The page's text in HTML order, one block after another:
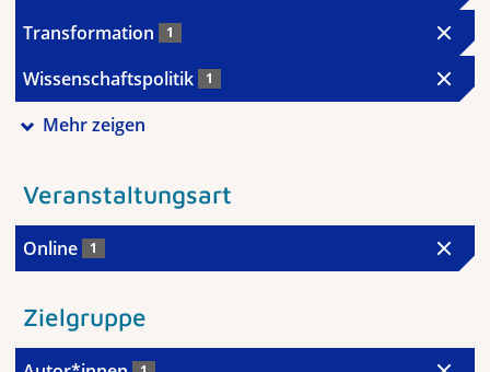
Transformation 1
Wissenschaftspolitik 1
Mehr zeigen
Veranstaltungsart
Online 1
Zielgruppe